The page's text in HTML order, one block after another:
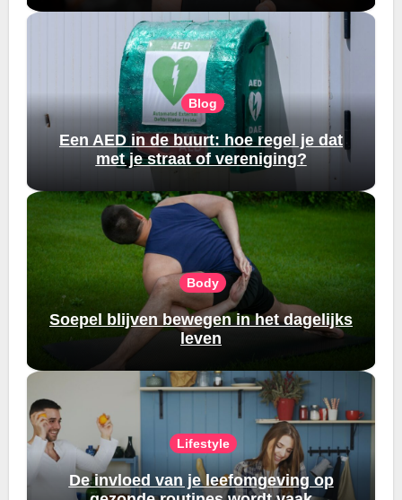
Blog
Een AED in de buurt: hoe regel je dat
met je straat of vereniging?
Body
Soepel blijven bewegen in het dagelijks
leven
Lifestyle
De invloed van je leefomgeving op